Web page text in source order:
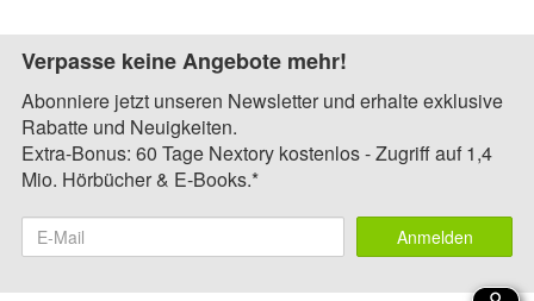
Verpasse keine Angebote mehr!
Abonniere jetzt unseren Newsletter und erhalte exklusive
Rabatte und Neuigkeiten.
Extra-Bonus: 60 Tage Nextory kostenlos - Zugriff auf 1,4
Mio. Hörbücher & E-Books.*
Anmelden